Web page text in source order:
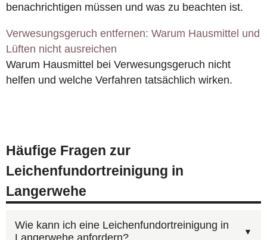
benachrichtigen müssen und was zu beachten ist.
Verwesungsgeruch entfernen: Warum Hausmittel und
Lüften nicht ausreichen
Warum Hausmittel bei Verwesungsgeruch nicht
helfen und welche Verfahren tatsächlich wirken.
Häufige Fragen zur
Leichenfundortreinigung in
Langerwehe
Wie kann ich eine Leichenfundortreinigung in